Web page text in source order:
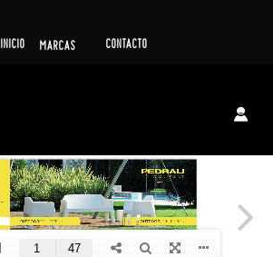
INICIO MARCAS CONTACTO